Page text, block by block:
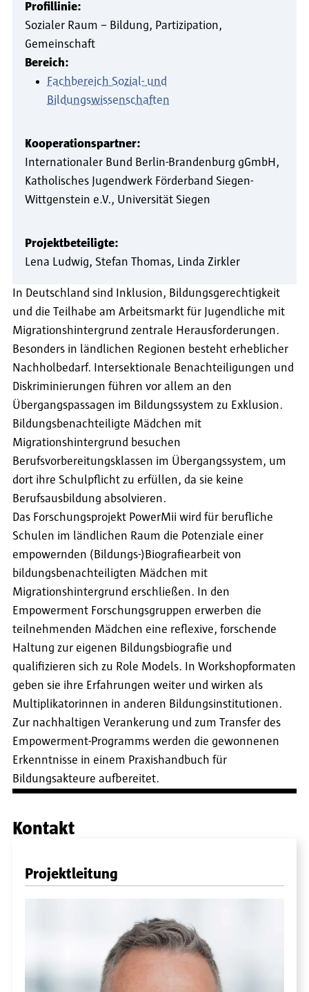
Profillinie:
Sozialer Raum – Bildung, Partizipation,
Gemeinschaft
Bereich:
Fachbereich Sozial- und
Bildungswissenschaften
Kooperationspartner:
Internationaler Bund Berlin-Brandenburg gGmbH
Katholisches Jugendwerk Förderband Siegen-
Wittgenstein e.V.
Universität Siegen
Projektbeteiligte:
Lena Ludwig
Stefan Thomas Linda Zirkler
In Deutschland sind Inklusion, Bildungsgerechtigkeit
und die Teilhabe am Arbeitsmarkt für Jugendliche mit
Migrationshintergrund zentrale Herausforderungen.
Besonders in ländlichen Regionen besteht erheblicher
Nachholbedarf. Intersektionale Benachteiligungen und
Diskriminierungen führen vor allem an den
Übergangspassagen im Bildungssystem zu Exklusion.
Bildungsbenachteiligte Mädchen mit
Migrationshintergrund besuchen
Berufsvorbereitungsklassen im Übergangssystem, um
dort ihre Schulpflicht zu erfüllen, da sie keine
Berufsausbildung absolvieren.
Das Forschungsprojekt PowerMii wird für berufliche
Schulen im ländlichen Raum die Potenziale einer
empowernden (Bildungs-)Biografiearbeit von
bildungsbenachteiligten Mädchen mit
Migrationshintergrund erschließen. In den
Empowerment Forschungsgruppen erwerben die
teilnehmenden Mädchen eine reflexive, forschende
Haltung zur eigenen Bildungsbiografie und
qualifizieren sich zu Role Models. In Workshopformaten
geben sie ihre Erfahrungen weiter und wirken als
Multiplikatorinnen in anderen Bildungsinstitutionen.
Zur nachhaltigen Verankerung und zum Transfer des
Empowerment-Programms werden die gewonnenen
Erkenntnisse in einem Praxishandbuch für
Bildungsakteure aufbereitet.
Kontakt
Projektleitung